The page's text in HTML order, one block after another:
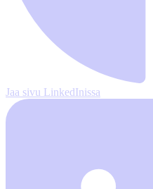
Jaa sivu LinkedInissa